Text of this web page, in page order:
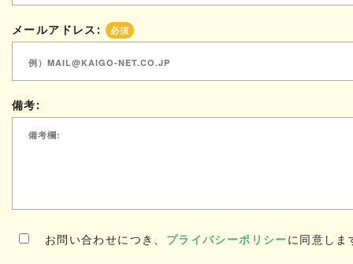
メールアドレス: 必須
備考:
お問い合わせにつき、 プライバシーポリシーに同意しま